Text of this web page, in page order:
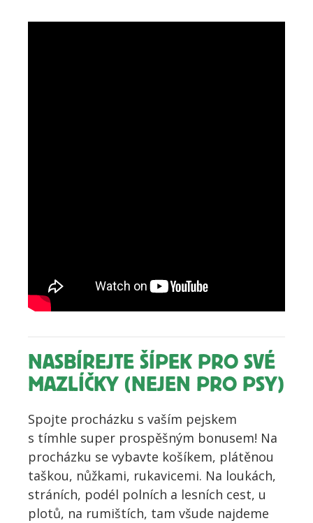
NASBÍREJTE ŠÍPEK PRO SVÉ
MAZLÍČKY (NEJEN PRO PSY)
Spojte procházku s vaším pejskem
s tímhle super prospěšným bonusem! Na
procházku se vybavte košíkem, plátěnou
taškou, nůžkami, rukavicemi. Na loukách,
stráních, podél polních a lesních cest, u
plotů, na rumištích, tam všude najdeme